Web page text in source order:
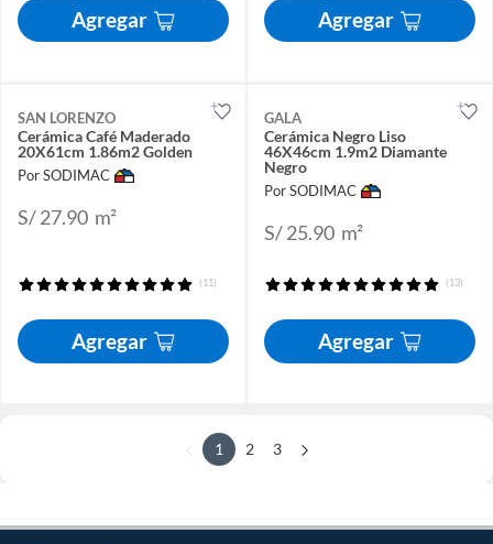
Agregar Agregar
SAN LORENZO
Cerámica Café Maderado
20X61cm 1.86m2 Golden
Por SODIMAC
S/ 27.90 m²
(11)
Agregar
GALA
Cerámica Negro Liso
46X46cm 1.9m2 Diamante
Negro
Por SODIMAC
S/ 25.90 m²
(13)
Agregar
1 2 3